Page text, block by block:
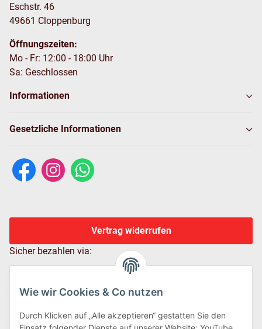
Wie wir Cookies & Co nutzen
Durch Klicken auf „Alle akzeptieren“ gestatten Sie den
Eschstr. 46
49661 Cloppenburg
Öffnungszeiten:
Mo - Fr: 12:00 - 18:00 Uhr
Sa: Geschlossen
Informationen
Gesetzliche Informationen
Vertrag widerrufen
Sicher bezahlen via: